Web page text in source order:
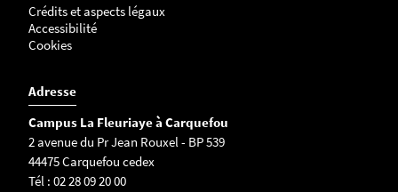
Crédits et aspects légaux
Accessibilité
Cookies
Adresse
Campus La Fleuriaye à Carquefou
2 avenue du Pr Jean Rouxel - BP 539
44475 Carquefou cedex
Tél : 02 28 09 20 00